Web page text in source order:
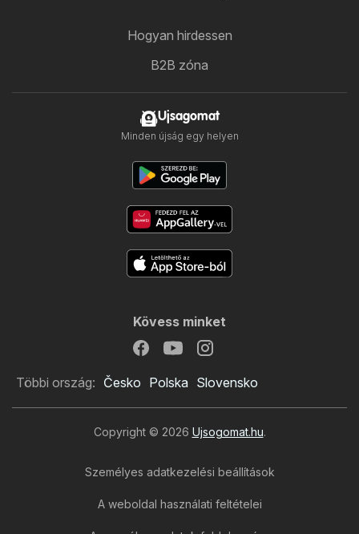
Hogyan hirdessen
B2B zóna
Ujsagomat
Minden újság egy helyen
Kövess minket
Többi ország: Česko Polska Slovensko
Copyright © 2026 Ujsogomat.hu.
Személyes adatkezelési beállítások
A weboldal használati feltételei